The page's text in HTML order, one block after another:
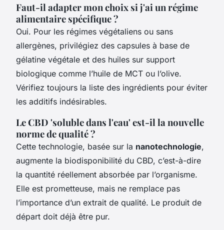
Faut-il adapter mon choix si j'ai un régime
alimentaire spécifique ?
Oui. Pour les régimes végétaliens ou sans
allergènes, privilégiez des capsules à base de
gélatine végétale et des huiles sur support
biologique comme l’huile de MCT ou l’olive.
Vérifiez toujours la liste des ingrédients pour éviter
les additifs indésirables.
Le CBD 'soluble dans l'eau' est-il la nouvelle
norme de qualité ?
Cette technologie, basée sur la nanotechnologie,
augmente la biodisponibilité du CBD, c’est-à-dire
la quantité réellement absorbée par l’organisme.
Elle est prometteuse, mais ne remplace pas
l’importance d’un extrait de qualité. Le produit de
départ doit déjà être pur.